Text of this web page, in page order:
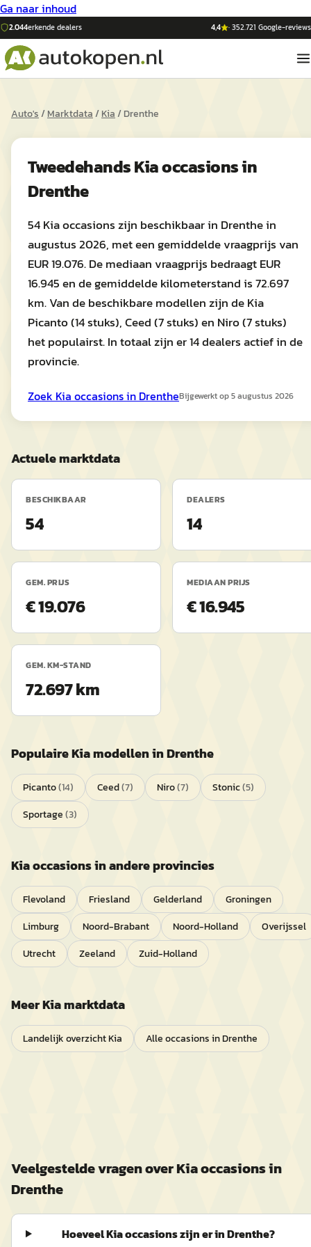
Ga naar inhoud
2.044erkende dealers 4,4 ·352.721 Google-reviews
Auto's/Marktdata/Kia/Drenthe
TweedehandsKiaoccasions in
Drenthe
54 Kia occasions zijn beschikbaar in Drenthe in
augustus 2026, met een gemiddelde vraagprijs van
EUR 19.076. De mediaan vraagprijs bedraagt EUR
16.945 en de gemiddelde kilometerstand is 72.697
km. Van de beschikbare modellen zijn de Kia
Picanto (14 stuks), Ceed (7 stuks) en Niro (7 stuks)
het populairst. In totaal zijn er 14 dealers actief in de
provincie.
Zoek Kia occasions in DrentheBijgewerkt op5 augustus 2026
Actuele marktdata
BESCHIKBAAR
54
DEALERS
14
GEM. PRIJS
€ 19.076
MEDIAAN PRIJS
€ 16.945
GEM. KM-STAND
72.697 km
PopulaireKiamodellen inDrenthe
Picanto(14) Ceed(7) Niro(7) Stonic(5)
Sportage(3)
Kiaoccasions in andere provincies
Flevoland Friesland Gelderland
Groningen
Limburg
Noord-Brabant Noord-Holland
Overijssel
Utrecht
Zeeland Zuid-Holland
MeerKiamarktdata
Landelijk overzichtKia Alle occasions inDrenthe
Veelgestelde vragen overKiaoccasions in
Drenthe
Hoeveel Kia occasions zijn er in Drenthe?